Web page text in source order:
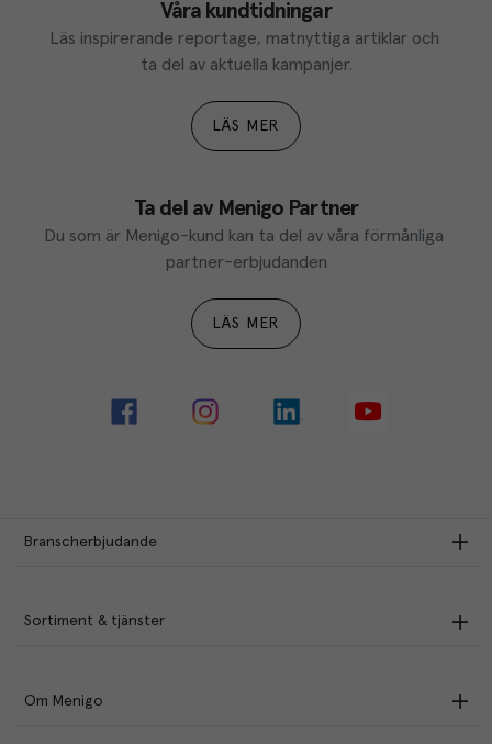
Våra kundtidningar
Läs inspirerande reportage, matnyttiga artiklar och
ta del av aktuella kampanjer.
LÄS MER
Ta del av Menigo Partner
Du som är Menigo-kund kan ta del av våra förmånliga
partner-erbjudanden
LÄS MER
Branscherbjudande
Sortiment & tjänster
Om Menigo